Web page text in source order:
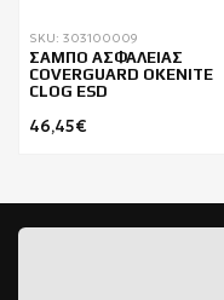
SKU: 303100009
ΣΑΜΠΟ ΑΣΦΑΛΕΙΑΣ
COVERGUARD OKENITE
CLOG ESD
46,45€